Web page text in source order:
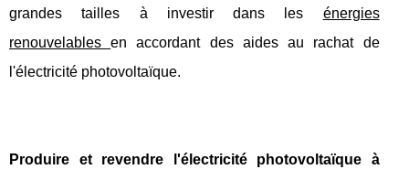
grandes tailles à investir dans les énergies
renouvelablesen accordant des aides au rachat de
l'électricité photovoltaïque.
Produire et revendre l'électricité photovoltaïque à